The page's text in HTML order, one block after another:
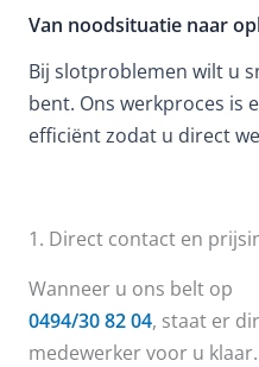
Van noodsituatie naar
Bij slotproblemen wilt u
bent. Ons werkproces is
efficiënt zodat u direct
1. Direct contact en
Wanneer u ons belt op
0494/30 82 04, staat er
medewerker voor u